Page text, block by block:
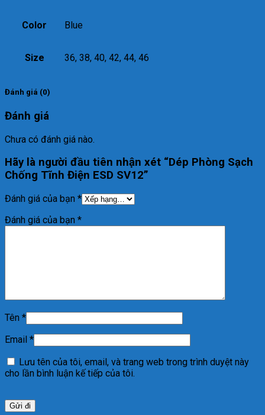
Color Blue
Size 36, 38, 40, 42, 44, 46
Đánh giá (0)
Đánh giá
Chưa có đánh giá nào.
Hãy là người đầu tiên nhận xét “Dép Phòng Sạch
Chống Tĩnh Điện ESD SV12”
Đánh giá của bạn *
Đánh giá của bạn *
Tên *
Email *
Lưu tên của tôi, email, và trang web trong trình duyệt này
cho lần bình luận kế tiếp của tôi.